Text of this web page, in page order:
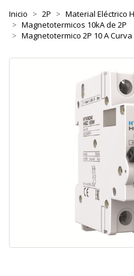
Inicio 2P
Material Eléctrico
Magnetotermicos 10kA de 2P
Magnetotermico 2P 10 A Curva